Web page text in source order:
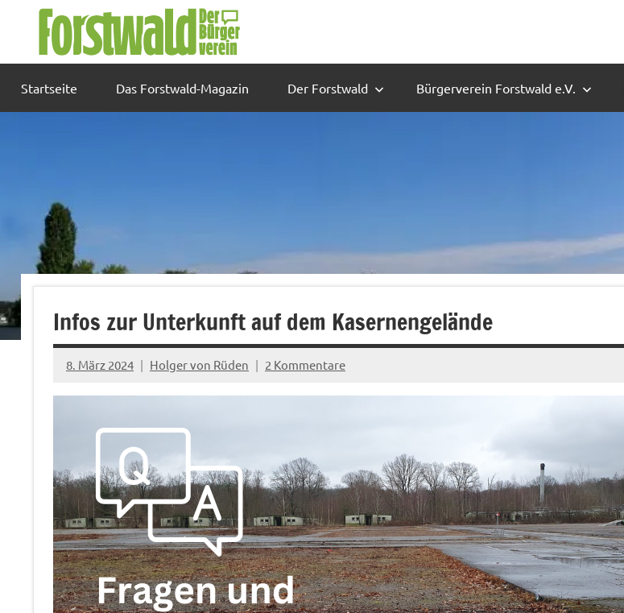
Startseite Das Forstwald-Magazin Der Forstwald Bürgerverein Forstwald e.V.
Infos zur Unterkunft auf dem Kasernengelände
8. März 2024 Holger von Rüden 2 Kommentare